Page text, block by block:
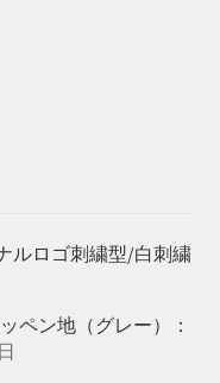
ルロゴ刺繍型/白刺繍
ペン地（グレー）：